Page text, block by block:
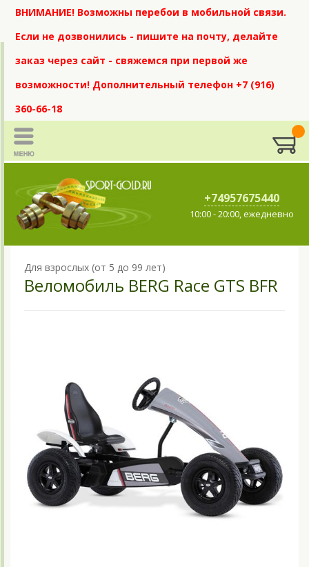
ВНИМАНИЕ! Возможны перебои в мобильной связи.
Если не дозвонились - пишите на почту, делайте
заказ через сайт - свяжемся при первой же
возможности! Дополнительный телефон +7 (916)
360-66-18
+74957675440
10:00 - 20:00, ежедневно
Для взрослых (от 5 до 99 лет)
Веломобиль BERG Race GTS BFR